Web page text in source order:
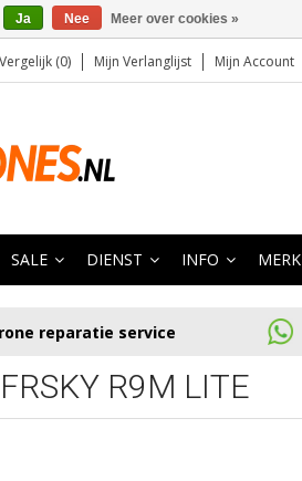
Vergelijk (0) Mijn Verlanglijst Mijn Account
SALE DIENST INFO
reparatie service
R9M LITE
Ja Nee Meer over cookies »